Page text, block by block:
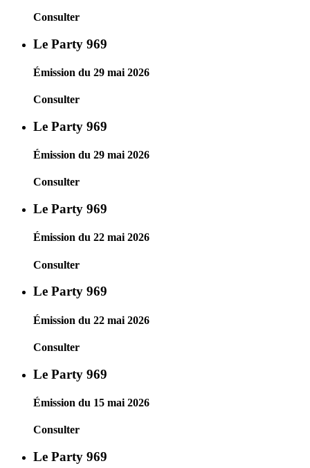
Consulter
Le Party 969
Émission du 29 mai 2026
Consulter
Le Party 969
Émission du 29 mai 2026
Consulter
Le Party 969
Émission du 22 mai 2026
Consulter
Le Party 969
Émission du 22 mai 2026
Consulter
Le Party 969
Émission du 15 mai 2026
Consulter
Le Party 969